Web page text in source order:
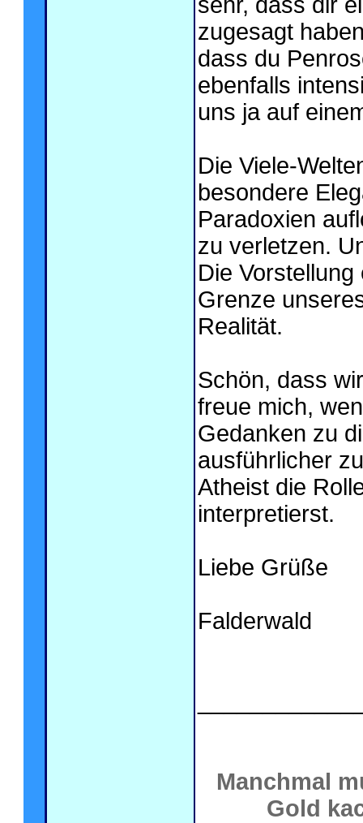
zugesagt
dass du
ebenfalls
uns ja auf
Die Viele-
besondere
Paradoxien
zu verletzen.
Die
Grenze
Realität.
Schön, dass
freue mich,
Gedanken zu
ausführlicher
Atheist die
interpretierst.
Liebe Grüße
Falderwald
Manchmal
Gold